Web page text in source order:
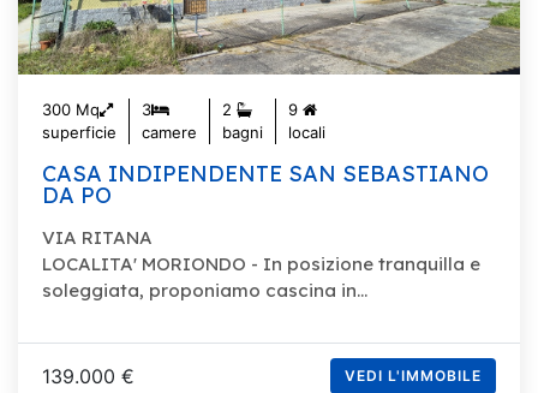
300 Mq
superficie
3
camere
2
bagni
9
locali
CASA INDIPENDENTE SAN SEBASTIANO
DA PO
VIA RITANA
LOCALITA' MORIONDO - In posizione tranquilla e
soleggiata, proponiamo cascina in...
139.000 € VEDI L'IMMOBILE